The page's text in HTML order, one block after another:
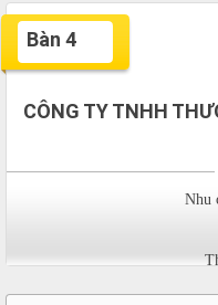
Bàn 4
CÔNG TY TNHH
Nhu